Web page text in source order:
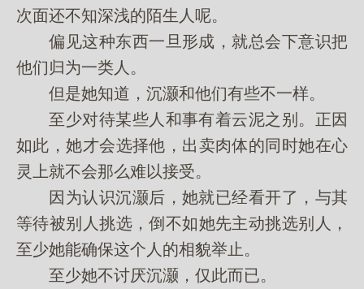
次面还不知深浅的陌生人呢。
偏见这种东西一旦形成，就总会下意识把
他们归为一类人。
但是她知道，沉灏和他们有些不一样。
至少对待某些人和事有着云泥之别。正因
如此，她才会选择他，出卖肉体的同时她在心
灵上就不会那么难以接受。
因为认识沉灏后，她就已经看开了，与其
等待被别人挑选，倒不如她先主动挑选别人，
至少她能确保这个人的相貌举止。
至少她不讨厌沉灏，仅此而已。